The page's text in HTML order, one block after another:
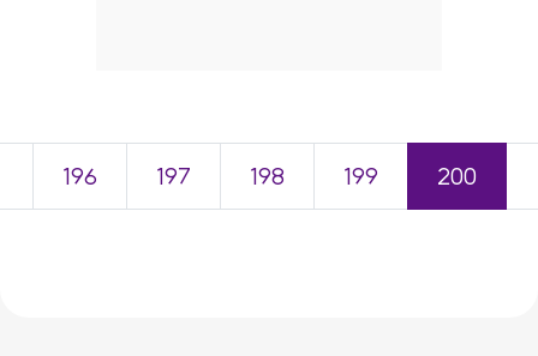
196 197 198 199 200